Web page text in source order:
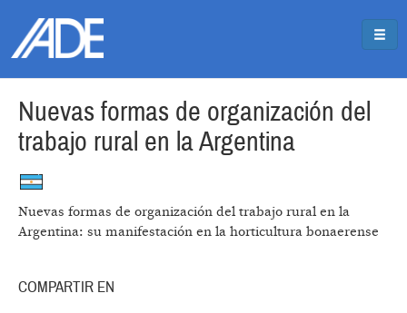
Nuevas formas de organización del
trabajo rural en la Argentina
Nuevas formas de organización del trabajo rural en la
Argentina: su manifestación en la horticultura bonaerense
COMPARTIR EN